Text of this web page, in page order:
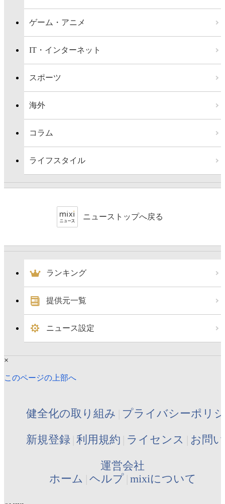
ゲーム・アニメ
IT・インターネット
スポーツ
海外
コラム
ライフスタイル
ニューストップへ戻る
ランキング
提供元一覧
ニュース設定
×
このページの上部へ
健全化の取り組み プライバシーポリ
新規登録 利用規約 ライセンス お問
運営会社
ホーム ヘルプ mixiについて